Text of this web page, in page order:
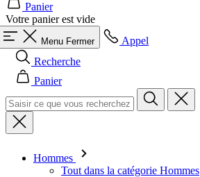
Panier
Votre panier est vide
Menu Fermer
Appel
Recherche
Panier
Hommes
Tout dans la catégorie Hommes